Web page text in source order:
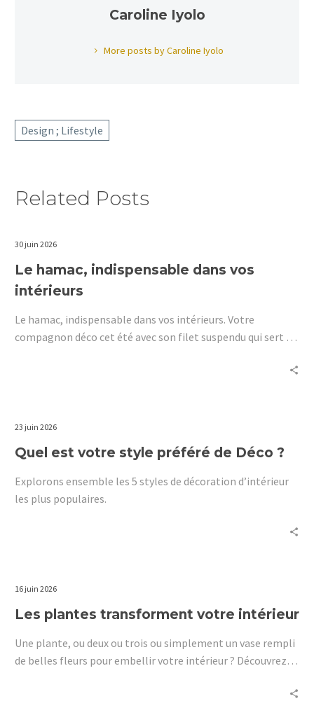
Caroline Iyolo
More posts by Caroline Iyolo
Design ; Lifestyle
Related Posts
30 juin 2026
Le hamac, indispensable dans vos
intérieurs
Le hamac, indispensable dans vos intérieurs. Votre
compagnon déco cet été avec son filet suspendu qui sert de
23 juin 2026
Quel est votre style préféré de Déco ?
Explorons ensemble les 5 styles de décoration d’intérieur
les plus populaires.
16 juin 2026
Les plantes transforment votre intérieur
Une plante, ou deux ou trois ou simplement un vase rempli
de belles fleurs pour embellir votre intérieur ? Découvrez ici